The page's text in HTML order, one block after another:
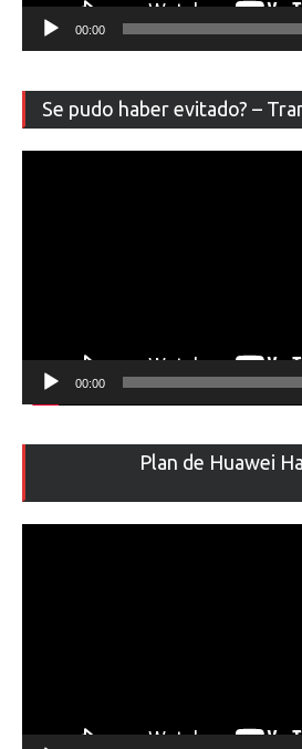
00:00
Se pudo haber evitado? –
00:00
Plan de Huawei